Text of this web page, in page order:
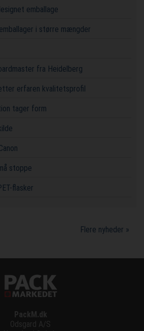
emballage
i større mængder
fra Heidelberg
erfaren kvalitetsprofil
tager form
stoppe
flasker
Flere nyheder »
PackM.dk
Odsgard A/S